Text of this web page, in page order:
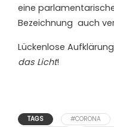
eine
Bezeichnung auch
Lückenlose
das Licht!
TAGS #CORONA